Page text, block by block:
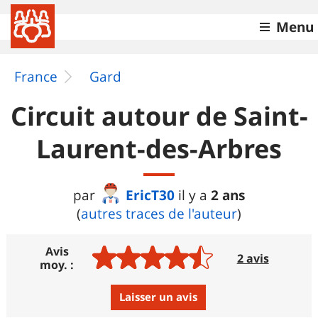
Menu
France Gard
Circuit autour de Saint-
Laurent-des-Arbres
par EricT30 il y a 2 ans
(autres traces de l'auteur)
Avis
moy. :
2 avis
Laisser un avis